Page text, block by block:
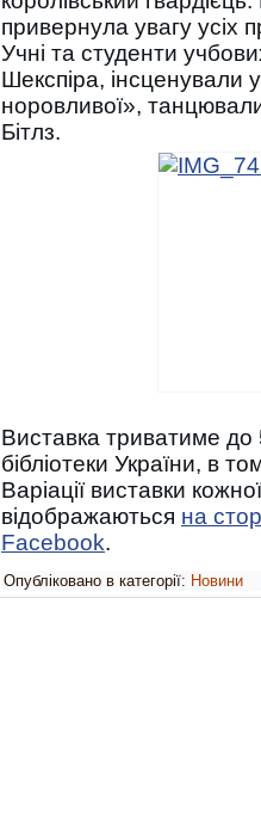
привернула увагу усіх
Учні та студенти
Шекспіра, інсценували
норовливої»,
Бітлз.
Виставка триватиме до
бібліотеки України, в
Варіації виставки
відображаються на
Facebook.
Опубліковано в категорії: Новини